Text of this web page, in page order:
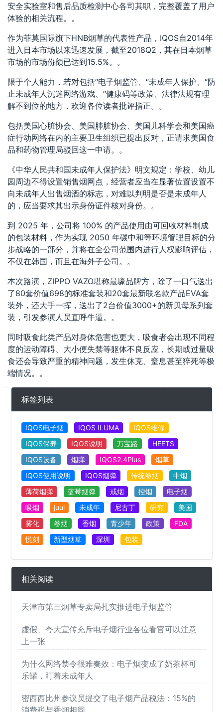
安全实验室和售后品质检测中心各司其职，完整覆盖了用户
体验的相关流程。。
作为菲莫国际旗下HNB烟草的代表性产品，IQOS自2014年
进入日本市场以来迅速发展，截至2018Q2，其在日本烟草
市场的市场份额已达到15.5%。。
限于个人能力，若对包括“电子烟监管、“未成年人保护、“防
止未成年人沉迷网络游戏、“健康码等政策、法律法规有理
解不到位的地方，欢迎各位读者批评指正。。
包括美国心脏协会、美国肺脏协会、美国儿科学会和美国癌
症行动网络在内的主要卫生组织已提出反对，正请求美国食
品和药物管理局驳回这一申请。。
《中华人民共和国未成年人保护法》明文规定：学校、幼儿
园周边不得设置销售烟网点，经营者应当在显著位置设置不
向未成年人出售烟酒的标志，对难以判明是否是未成年人
的，应当要求其出示身份证件核对身份。。
到 2025 年，公司将 100% 的产品使用由可回收材料制成
的包装材料，作为实现 2050 年碳中和等环境管理目标的分
步战略的一部分，并将在全公司范围内进行人权影响评估，
不仅在韩国，而且在海外子公司。。
本次路演，ZIPPO VAZO堪称最壕品牌方，除了一口气送出
了80套价值698的标准套装和20套最新联名款产品EVA套
装外，还大手一挥，送出了2台价值3000+的新贝母系列套
装，引发参演人员直呼牛逼。。
同时吸食此类产品对身体危害也更大，吸食者会出现不同程
度的运动障碍、大小便失禁等躯体不良反应，长期或过量吸
食还会导致严重的精神问题，发生休克、窒息甚至猝死等极
端情况。。
标签列表
IQOS电子烟 IQOS ILUMA
IQOS维修
IQOS保养
IQOS说明 万宝路
HEETS
IQOS设备
烟弹 IQOS2.4Plus
烟草
IQOS使用说明
IQOS烟弹 传统卷烟
中烟
薄荷烟弹
蓝莓烟弹 戒烟 控烟
电子烟
吸烟
juul 未成年 尼古丁 研究
美国
雾化
卷烟 香烟 青少年 政策
FDA
悦刻
新型烟草 深圳 包装
相关阅读
天津市第三烟草专卖局扎实推进电子烟监管
虚假、夸大宣传充斥电子烟行业各位看官可以注意
上一张
为什么网络禁令很难奏效：电子烟变成了奶茶杯可
乐罐，盯着未成年人
密西西比州参议员提交了电子烟产品税法：15%的
消费税与香烟相同